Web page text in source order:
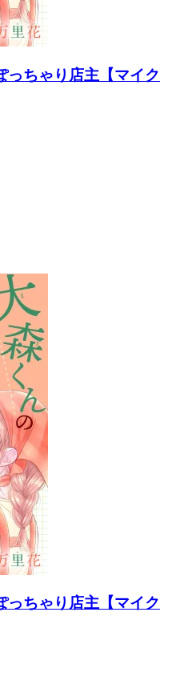
っちゃり店主【マイク
っちゃり店主【マイク